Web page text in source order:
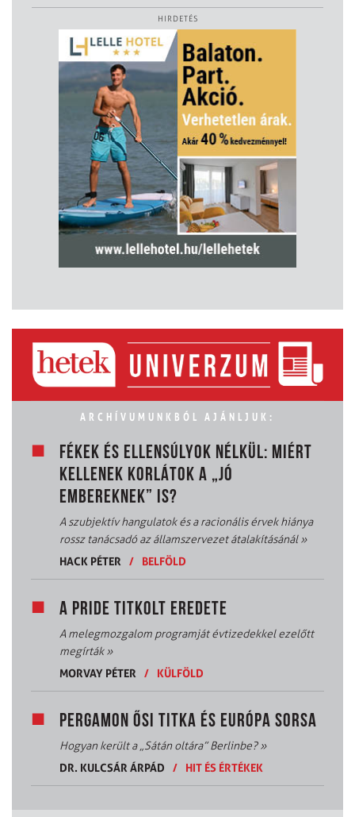
HIRDETÉS
ARCHÍVUMUNKBÓL AJÁNLJUK:
FÉKEK ÉS ELLENSÚLYOK NÉLKÜL: MIÉRT
KELLENEK KORLÁTOK A „JÓ
EMBEREKNEK” IS?
A szubjektív hangulatok és a racionális érvek hiánya
rossz tanácsadó az államszervezet átalakításánál»
HACK PÉTER
/ BELFÖLD
A PRIDE TITKOLT EREDETE
A melegmozgalom programját évtizedekkel ezelőtt
megírták»
MORVAY PÉTER
/ KÜLFÖLD
PERGAMON ŐSI TITKA ÉS EURÓPA SORSA
Hogyan került a „Sátán oltára” Berlinbe?»
DR. KULCSÁR ÁRPÁD
/ HIT ÉS ÉRTÉKEK